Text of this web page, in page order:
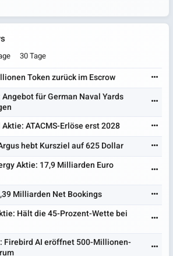
30 Tage
Token zurück im Escrow
für German Naval Yards
ATACMS-Erlöse erst 2028
hebt Kursziel auf 625 Dollar
Aktie: 17,9 Milliarden Euro
Milliarden Net Bookings
Hält die 45-Prozent-Wette bei
Firebird AI eröffnet 500-Millionen-